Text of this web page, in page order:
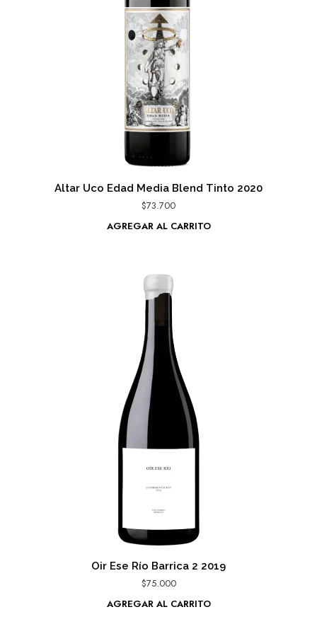
Altar Uco Edad Media Blend Tinto 2020
$73.700
AGREGAR AL CARRITO
Oir Ese Río Barrica 2 2019
$75.000
AGREGAR AL CARRITO